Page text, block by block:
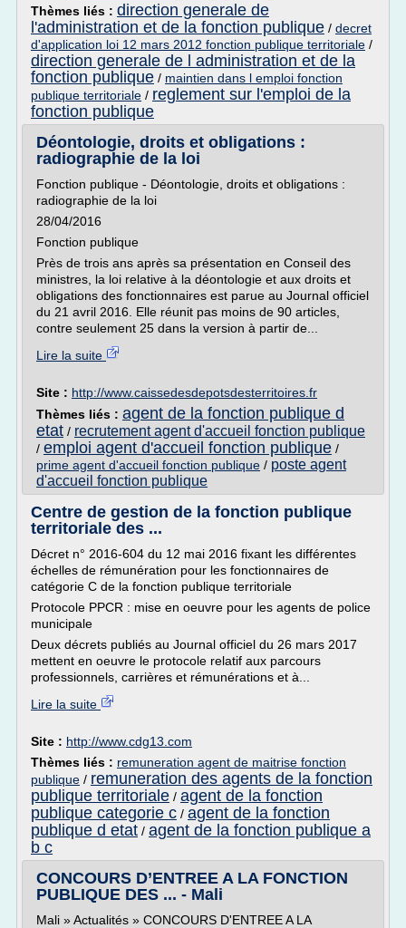
Thèmes liés : direction generale de
l'administration et de la fonction publique / decret
d'application loi 12 mars 2012 fonction publique territoriale /
direction generale de l administration et de la
fonction publique / maintien dans l emploi fonction
publique territoriale / reglement sur l'emploi de la
fonction publique
Déontologie, droits et obligations :
radiographie de la loi
Fonction publique - Déontologie, droits et obligations :
radiographie de la loi
28/04/2016
Fonction publique
Près de trois ans après sa présentation en Conseil des
ministres, la loi relative à la déontologie et aux droits et
obligations des fonctionnaires est parue au Journal officiel
du 21 avril 2016. Elle réunit pas moins de 90 articles,
contre seulement 25 dans la version à partir de...
Lire la suite
Site : http://www.caissedesdepotsdesterritoires.fr
Thèmes liés : agent de la fonction publique d
etat / recrutement agent d'accueil fonction publique
/ emploi agent d'accueil fonction publique /
prime agent d'accueil fonction publique / poste agent
d'accueil fonction publique
Centre de gestion de la fonction publique
territoriale des ...
Décret n° 2016-604 du 12 mai 2016 fixant les différentes
échelles de rémunération pour les fonctionnaires de
catégorie C de la fonction publique territoriale
Protocole PPCR : mise en oeuvre pour les agents de police
municipale
Deux décrets publiés au Journal officiel du 26 mars 2017
mettent en oeuvre le protocole relatif aux parcours
professionnels, carrières et rémunérations et à...
Lire la suite
Site : http://www.cdg13.com
Thèmes liés : remuneration agent de maitrise fonction
publique / remuneration des agents de la fonction
publique territoriale / agent de la fonction
publique categorie c / agent de la fonction
publique d etat / agent de la fonction publique a
b c
CONCOURS D’ENTREE A LA FONCTION
PUBLIQUE DES ... - Mali
Mali » Actualités » CONCOURS D'ENTREE A LA